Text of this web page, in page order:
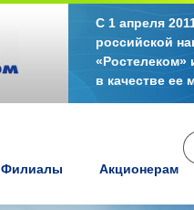
С 1 апреля
российской
«Ростелеком»
в качестве ее
Филиалы Акционерам